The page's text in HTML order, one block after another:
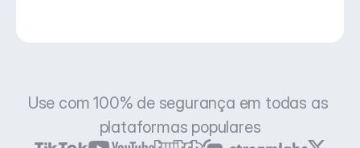
Use com 100% de segurança em todas as
plataformas populares